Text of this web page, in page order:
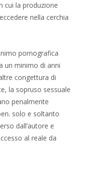
cui la produzione
nella cerchia
pornografica
un minimo di anni
congettura di
la sopruso sessuale
penalmente
solo e soltanto
dall’autore e
al reale da